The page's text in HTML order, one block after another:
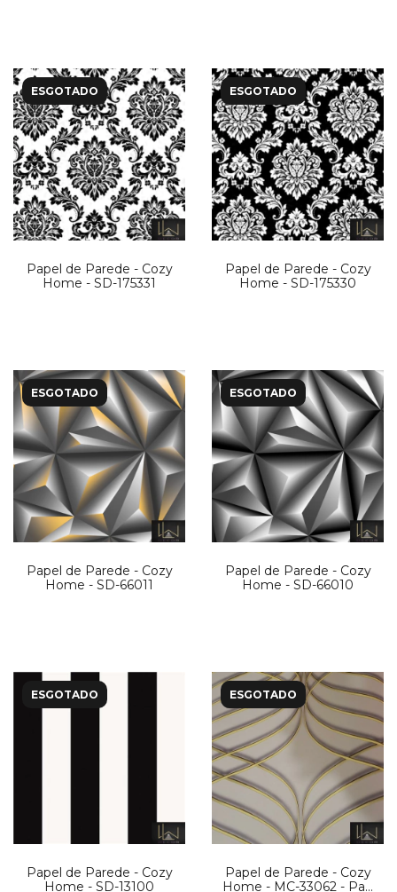
ESGOTADO
Papel de Parede - Cozy
Home - SD-175331
ESGOTADO
Papel de Parede - Cozy
Home - SD-175330
ESGOTADO
Papel de Parede - Cozy
Home - SD-66011
ESGOTADO
Papel de Parede - Cozy
Home - SD-66010
ESGOTADO
Papel de Parede - Cozy
Home - SD-13100
ESGOTADO
Papel de Parede - Cozy
Home - MC-33062 - Pag